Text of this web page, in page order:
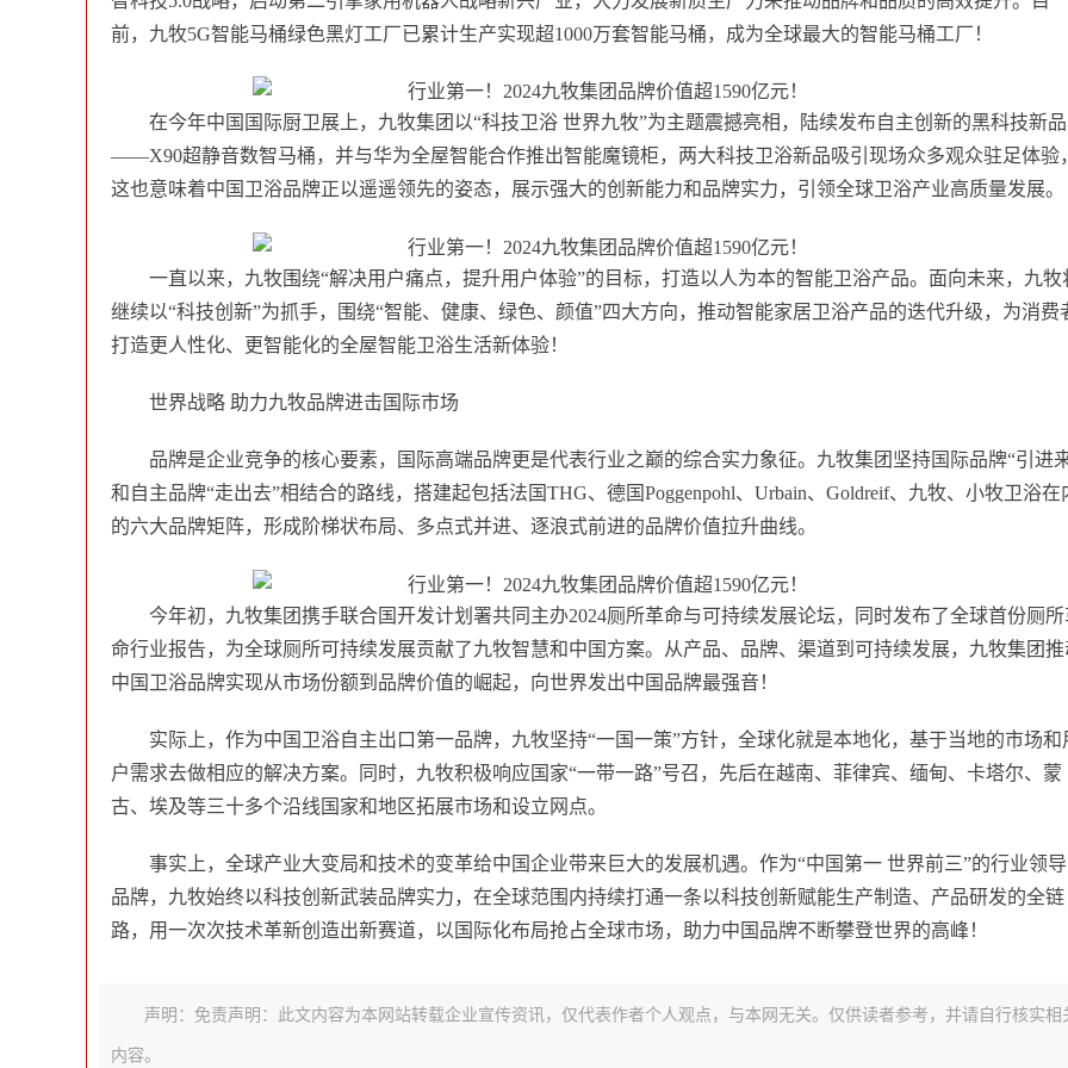
前，九牧5G智能马桶绿色黑灯工厂已累计生产实现超1000万套智能马桶，成为全球最大的智能马桶工厂！
在今年中国国际厨卫展上，九牧集团以“科技卫浴 世界九牧”为主题震撼亮相，陆续发布自主创新的黑科技新品
——X90超静音数智马桶，并与华为全屋智能合作推出智能魔镜柜，两大科技卫浴新品吸引现场众多观众驻足体验，
这也意味着中国卫浴品牌正以遥遥领先的姿态，展示强大的创新能力和品牌实力，引领全球卫浴产业高质量发展。
一直以来，九牧围绕“解决用户痛点，提升用户体验”的目标，打造以人为本的智能卫浴产品。面向未来，九牧
继续以“科技创新”为抓手，围绕“智能、健康、绿色、颜值”四大方向，推动智能家居卫浴产品的迭代升级，为消费
打造更人性化、更智能化的全屋智能卫浴生活新体验！
世界战略 助力九牧品牌进击国际市场
品牌是企业竞争的核心要素，国际高端品牌更是代表行业之巅的综合实力象征。九牧集团坚持国际品牌“引进
和自主品牌“走出去”相结合的路线，搭建起包括法国THG、德国Poggenpohl、Urbain、Goldreif、九牧、小牧卫浴在
的六大品牌矩阵，形成阶梯状布局、多点式并进、逐浪式前进的品牌价值拉升曲线。
今年初，九牧集团携手联合国开发计划署共同主办2024厕所革命与可持续发展论坛，同时发布了全球首份厕所
命行业报告，为全球厕所可持续发展贡献了九牧智慧和中国方案。从产品、品牌、渠道到可持续发展，九牧集团推
中国卫浴品牌实现从市场份额到品牌价值的崛起，向世界发出中国品牌最强音！
实际上，作为中国卫浴自主出口第一品牌，九牧坚持“一国一策”方针，全球化就是本地化，基于当地的市场和
户需求去做相应的解决方案。同时，九牧积极响应国家“一带一路”号召，先后在越南、菲律宾、缅甸、卡塔尔、蒙
古、埃及等三十多个沿线国家和地区拓展市场和设立网点。
事实上，全球产业大变局和技术的变革给中国企业带来巨大的发展机遇。作为“中国第一 世界前三”的行业领导
品牌，九牧始终以科技创新武装品牌实力，在全球范围内持续打通一条以科技创新赋能生产制造、产品研发的全链
路，用一次次技术革新创造出新赛道，以国际化布局抢占全球市场，助力中国品牌不断攀登世界的高峰！
声明：免责声明：此文内容为本网站转载企业宣传资讯，仅代表作者个人观点，与本网无关。仅供读者参考，并请自行核实相
内容。